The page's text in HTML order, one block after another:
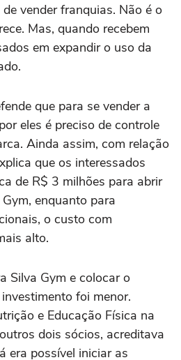
vender franquias. Não é o
Mas, quando recebem
em expandir o uso da
que para se vender a
eles é preciso de controle
Ainda assim, com relação
que os interessados
de R$ 3 milhões para abrir
enquanto para
o custo com
alto.
Silva Gym e colocar o
foi menor.
e Educação Física na
dois sócios, acreditava
era possível iniciar as